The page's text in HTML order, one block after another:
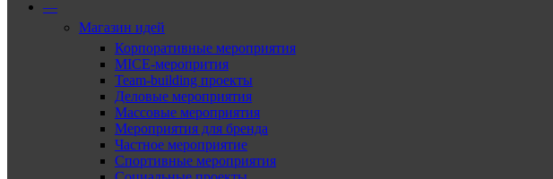
—
Магазин идей
Корпоративные мероприятия
MICE-меропрития
Team-building проекты
Деловые мероприятия
Массовые мероприятия
Мероприятия для бренда
Частное мероприятие
Спортивные мероприятия